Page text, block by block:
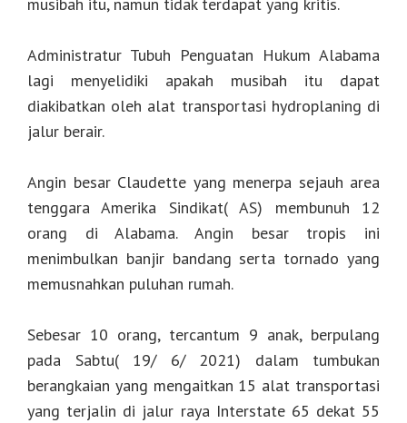
musibah itu, namun tidak terdapat yang kritis.
Administratur Tubuh Penguatan Hukum Alabama
lagi menyelidiki apakah musibah itu dapat
diakibatkan oleh alat transportasi hydroplaning di
jalur berair.
Angin besar Claudette yang menerpa sejauh area
tenggara Amerika Sindikat( AS) membunuh 12
orang di Alabama. Angin besar tropis ini
menimbulkan banjir bandang serta tornado yang
memusnahkan puluhan rumah.
Sebesar 10 orang, tercantum 9 anak, berpulang
pada Sabtu( 19/ 6/ 2021) dalam tumbukan
berangkaian yang mengaitkan 15 alat transportasi
yang terjalin di jalur raya Interstate 65 dekat 55